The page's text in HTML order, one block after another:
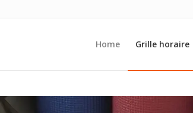
Home Grille horaire